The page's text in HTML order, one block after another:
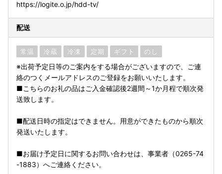
https://logite.o.jp/hdd-tv/
配送
常温 冷蔵 冷凍 定期 ギフト のし
※出荷予定日等のご案内をする場合がございますので、ご連
絡のつくメールアドレスのご登録をお願いいたします。
■こちらのお礼の品はご入金確認後2週間～1か月程で順次発
送致します。
■配送日時の指定はできません。用意ができたものから順次
発送いたします。
■お届け予定日に関するお問い合わせは、事業者（0265-74
-1883）へご連絡ください。